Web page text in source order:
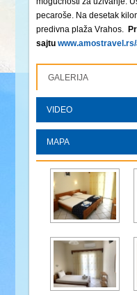
pecaroše. Na desetak
predivna plaža Vrahos.
sajtu
GALERIJA
VIDEO
MAPA